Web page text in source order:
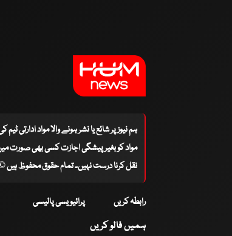
ہم نیوز پر شائع یا نشر ہونے والا مواد ادارتی
مواد کو بغیر پیشگی اجازت کسی بھی صورت
نقل کرنا درست نہیں۔ تمام حقوق محفوظ ہیں ©
رابطہ کریں پرائیویسی پالیسی
ہمیں فالو کریں